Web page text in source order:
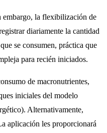
embargo, la flexibilización de
diariamente la cantidad
se consumen, práctica que
para recién iniciados.
de macronutrientes,
iniciales del modelo
Alternativamente,
aplicación les proporcionará